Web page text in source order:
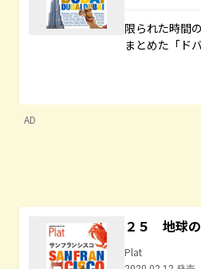
限られた時間
まとめた「ド
AD
２５ 地球
Plat